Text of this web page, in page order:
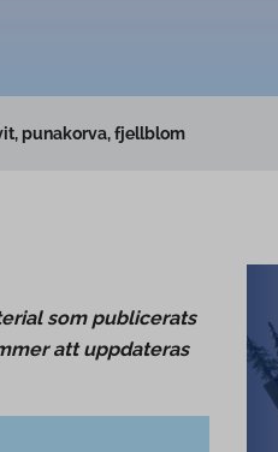
punakorva, fjellblom
som publicerats
att uppdateras